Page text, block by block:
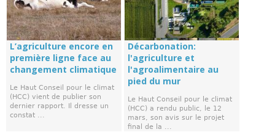
L’agriculture encore en
première ligne face au
changement climatique
Le Haut Conseil pour le climat
(HCC) vient de publier son
dernier rapport. Il dresse un
constat ...
Décarbonation:
l'agriculture et
l'agroalimentaire au
pied du mur
Le Haut Conseil pour le climat
(HCC) a rendu public, le 12
mars, son avis sur le projet
final de la ...